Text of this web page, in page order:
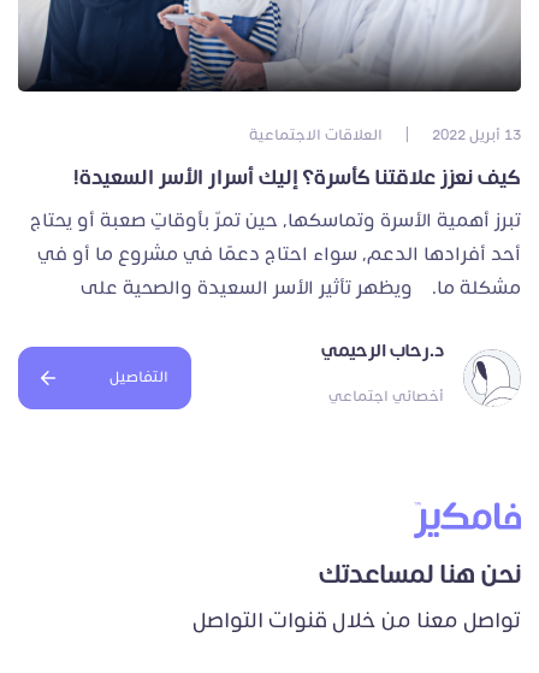
13 أبريل 2022 العلاقات الاجتماعية
كيف نعزز علاقتنا كأسرة؟ إليك أسرار الأسر السعيدة!
تبرز أهمية الأسرة وتماسكها، حين تمرّ بأوقاتٍ صعبة أو يحتاج
أحد أفرادها الدعم، سواء احتاج دعمًا في مشروع ما أو في
مشكلة ما. ويظهر تأثير الأسر السعيدة والصحية على
د.رحاب الرحيمي
أخصائي اجتماعي
التفاصيل
نحن هنا لمساعدتك
تواصل معنا من خلال قنوات التواصل